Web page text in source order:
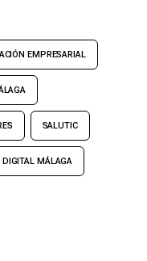
EMPRESARIAL
SALUTIC
MÁLAGA